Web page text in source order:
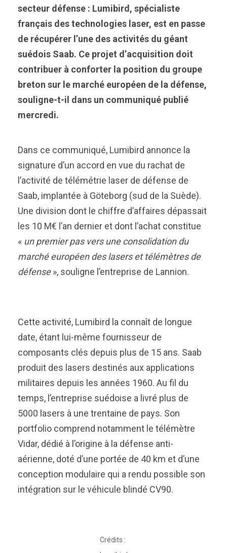
secteur défense : Lumibird, spécialiste
français des technologies laser, est en passe
de récupérer l’une des activités du géant
suédois Saab. Ce projet d’acquisition doit
contribuer à conforter la position du groupe
breton sur le marché européen de la défense,
souligne-t-il dans un communiqué publié
mercredi.
Dans ce communiqué, Lumibird annonce la
signature d’un accord en vue du rachat de
l’activité de télémétrie laser de défense de
Saab, implantée à Göteborg (sud de la Suède).
Une division dont le chiffre d’affaires dépassait
les 10 M€ l’an dernier et dont l’achat constitue
« un premier pas vers une consolidation du
marché européen des lasers et télémètres de
défense», souligne l’entreprise de Lannion.
Cette activité, Lumibird la connaît de longue
date, étant lui-même fournisseur de
composants clés depuis plus de 15 ans. Saab
produit des lasers destinés aux applications
militaires depuis les années 1960. Au fil du
temps, l’entreprise suédoise a livré plus de
5000 lasers à une trentaine de pays. Son
portfolio comprend notamment le télémètre
Vidar, dédié à l’origine à la défense anti-
aérienne, doté d’une portée de 40 km et d’une
conception modulaire qui a rendu possible son
intégration sur le véhicule blindé CV90.
Crédits :